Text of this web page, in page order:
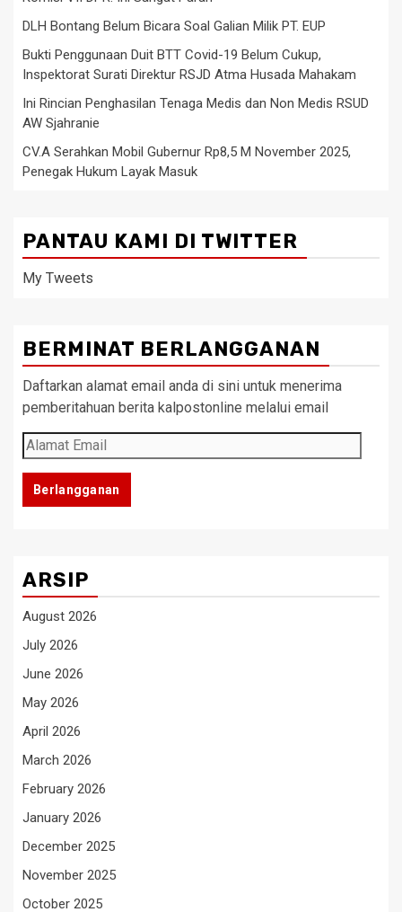
DLH Bontang Belum Bicara Soal Galian Milik PT. EUP
Bukti Penggunaan Duit BTT Covid-19 Belum Cukup,
Inspektorat Surati Direktur RSJD Atma Husada Mahakam
Ini Rincian Penghasilan Tenaga Medis dan Non Medis RSUD
AW Sjahranie
CV.A Serahkan Mobil Gubernur Rp8,5 M November 2025,
Penegak Hukum Layak Masuk
PANTAU KAMI DI TWITTER
My Tweets
BERMINAT BERLANGGANAN
Daftarkan alamat email anda di sini untuk menerima
pemberitahuan berita kalpostonline melalui email
Alamat
Email
Berlangganan
ARSIP
August 2026
July 2026
June 2026
May 2026
April 2026
March 2026
February 2026
January 2026
December 2025
November 2025
October 2025